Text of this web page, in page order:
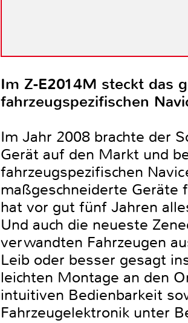
Im Z-E2014M steckt das
fahrzeugspezifischen
Im Jahr 2008 brachte der
Gerät auf den Markt und
fahrzeugspezifischen
maßgeschneiderte Geräte
hat vor gut fünf Jahren
Und auch die neueste
verwandten Fahrzeugen
Leib oder besser gesagt
leichten Montage an den
intuitiven Bedienbarkeit
Fahrzeugelektronik unter